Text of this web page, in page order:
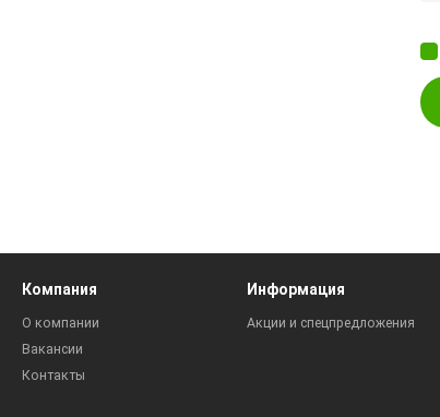
Компания
О компании
Вакансии
Контакты
Информация
Акции и спецпредложения